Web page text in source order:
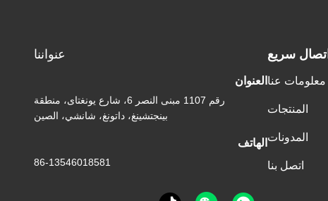
اتصال سريع
معلومات عنا
المنتجات
المدونات
اتصل بنا
عنواننا
العنوان
رقم 1107 مبنى النصر 6، شارع يونغتاى، منطقة
بينجتشينغ، داتونغ، شانشي، الصين
الهاتف
86-13546018581